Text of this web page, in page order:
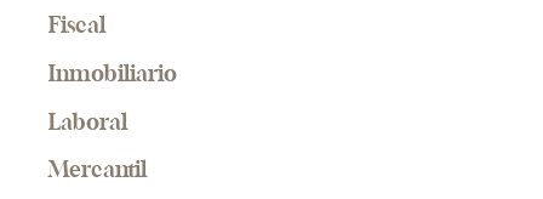
Fiscal
Inmobiliario
Laboral
Mercantil